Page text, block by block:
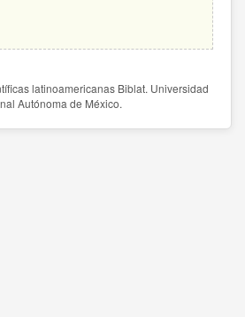
latinoamericanas Biblat. Universidad
Autónoma de México.